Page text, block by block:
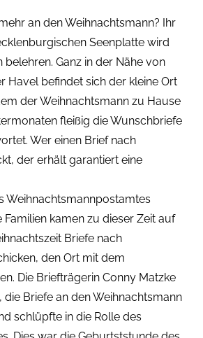
an den Weihnachtsmann? Ihr
Seenplatte wird
belehren. Ganz in der Nähe von
Havel befindet sich der kleine Ort
der Weihnachtsmann zu Hause
fleißig die Wunschbriefe
Wer einen Brief nach
der erhält garantiert eine
Weihnachtsmannpostamtes
Familien kamen zu dieser Zeit auf
Briefe nach
den Ort mit dem
Die Briefträgerin Conny Matzke
die Briefe an den Weihnachtsmann
schlüpfte in die Rolle des